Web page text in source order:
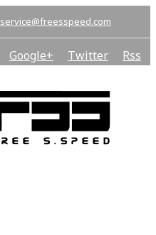
service@freesspeed.com
Google+ Twitter Rss